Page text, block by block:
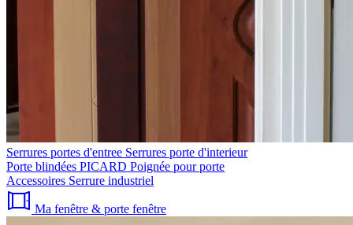
Serrures portes d'entree Serrures porte d'interieur
Porte blindées PICARD Poignée pour porte
Accessoires Serrure industriel
Ma fenêtre & porte fenêtre